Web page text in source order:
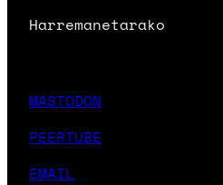
Harremanetarako
MASTODON
PEERTUBE
EMAIL